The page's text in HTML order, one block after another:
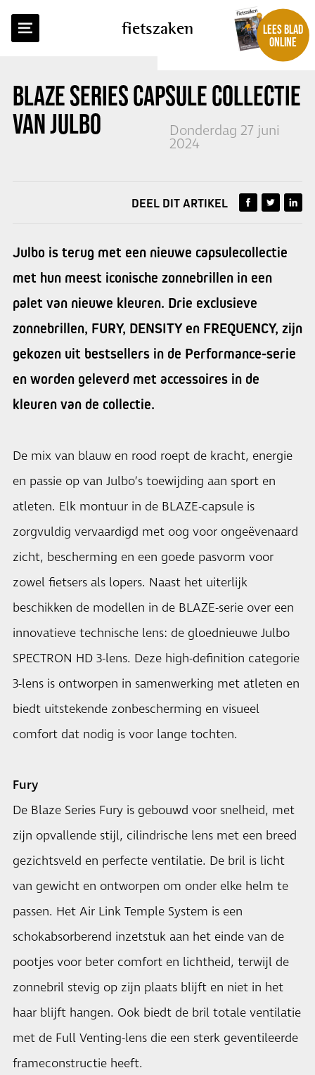
fietszaken
LEES BLAD
ONLINE
BLAZE SERIES CAPSULE COLLECTIE
VAN JULBO
Donderdag 27 juni
2024
TERUG NAAR OVERZICHT
DEEL DIT ARTIKEL
Julbo is terug met een nieuwe capsulecollectie
met hun meest iconische zonnebrillen in een
palet van nieuwe kleuren. Drie exclusieve
zonnebrillen, FURY, DENSITY en FREQUENCY, zijn
gekozen uit bestsellers in de Performance-serie
en worden geleverd met accessoires in de
kleuren van de collectie.
De mix van blauw en rood roept de kracht, energie
en passie op van Julbo’s toewijding aan sport en
atleten. Elk montuur in de BLAZE-capsule is
zorgvuldig vervaardigd met oog voor ongeëvenaard
zicht, bescherming en een goede pasvorm voor
zowel fietsers als lopers. Naast het uiterlijk
beschikken de modellen in de BLAZE-serie over een
innovatieve technische lens: de gloednieuwe Julbo
SPECTRON HD 3-lens. Deze high-definition categorie
3-lens is ontworpen in samenwerking met atleten en
biedt uitstekende zonbescherming en visueel
comfort dat nodig is voor lange tochten.
Fury
De Blaze Series Fury is gebouwd voor snelheid, met
zijn opvallende stijl, cilindrische lens met een breed
gezichtsveld en perfecte ventilatie. De bril is licht
van gewicht en ontworpen om onder elke helm te
passen. Het Air Link Temple System is een
schokabsorberend inzetstuk aan het einde van de
pootjes voor beter comfort en lichtheid, terwijl de
zonnebril stevig op zijn plaats blijft en niet in het
haar blijft hangen. Ook biedt de bril totale ventilatie
met de Full Venting-lens die een sterk geventileerde
frameconstructie heeft.